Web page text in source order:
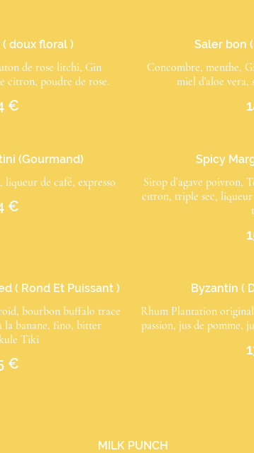
doux floral )
de rose litchi, Gin
citron, poudre de rose.
€
Saler bon
Concombre, menthe,
miel d'aloe vera,
(Gourmand)
de café, expresso
€
Spicy
Sirop d’agave poivron,
citron, triple sec,
( Rond Et Puissant )
bourbon buffalo trace
la banane, fino, bitter
Tiki
€
Byzantin (
Rhum Plantation
passion, jus de pomme,
MILK PUNCH